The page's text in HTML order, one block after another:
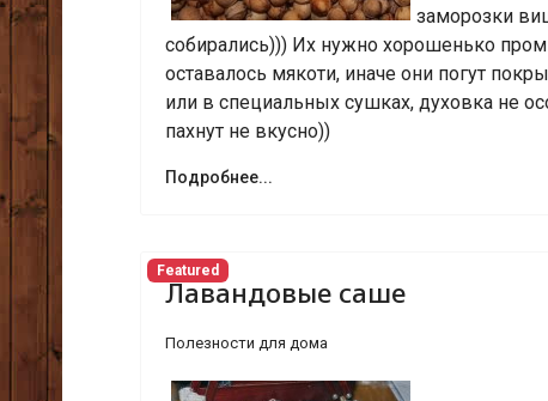
заморозки
собирались))) Их нужно хорошенько
оставалось мякоти, иначе они погут
или в специальных сушках, духовка не
пахнут не вкусно))
Подробнее...
Featured
Лавандовые саше
Полезности для дома